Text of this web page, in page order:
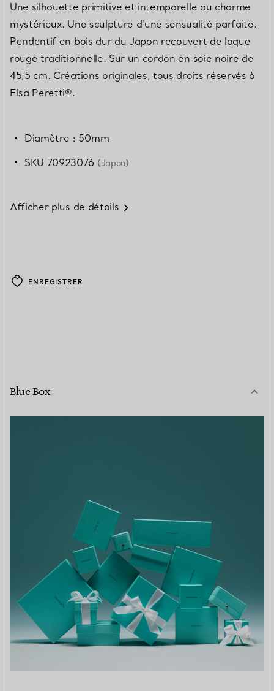
Une silhouette primitive et intemporelle au charme
mystérieux. Une sculpture d'une sensualité parfaite.
Pendentif en bois dur du Japon recouvert de laque
rouge traditionnelle. Sur un cordon en soie noire de
45,5 cm. Créations originales, tous droits réservés à
Elsa Peretti®.
Diamètre : 50mm
SKU 70923076 (Japon)
Afficher plus de détails
ENREGISTRER
Blue Box